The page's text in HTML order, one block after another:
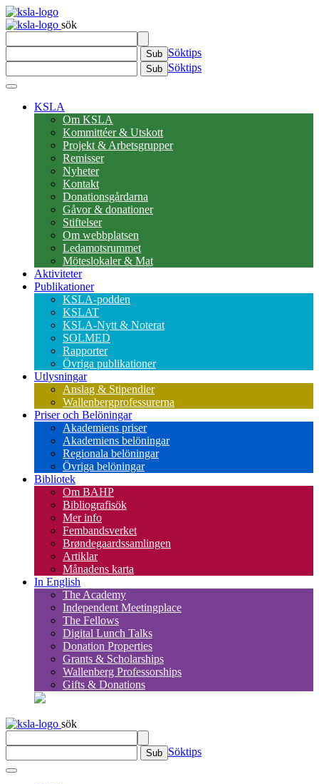
sök
Sub Söktips
Sub Söktips
KSLA
Om KSLA
Kommittéer & Utskott
Projekt & Arbetsgrupper
Remisser
Nyheter
Kontakt
Donationsgårdarna
Gåvor & donationer
Stiftelser
Om webbplatsen
Ledamotsrummet
Möteslokaler & Mat
Aktiviteter
Publikationer
KSLA-podden
KSLAT
KSLA-Nytt & Noterat
SOLMED
Rapporter
Övriga publikationer
Utlysningar
Anslag & Stipendier
Wallenbergprofessurerna
Priser och Belöningar
Akademiens priser
Akademiens belöningar
Regionala belöningar
Övriga belöningar
Bibliotek
Om BAHP
Bibliografisök
Mer info
Fembandsverket
Brøndegaardssamlingen
Artiklar
Månadens karta
In English
The Academy
Independent Meetingplace
The Fellows
Digital Lunch Talks
Donation Properties
Grants & Scholarships
Wallenberg Professorships
Gifts & Donations
sök
Sub Söktips